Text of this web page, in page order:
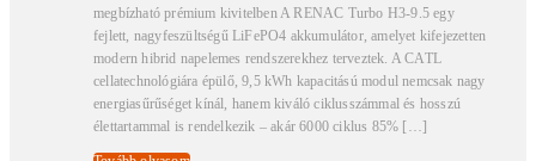
megbízható prémium kivitelben A RENAC Turbo H3-9.5 egy
fejlett, nagyfeszültségű LiFePO4 akkumulátor, amelyet kifejezetten
modern hibrid napelemes rendszerekhez terveztek. A CATL
cellatechnológiára épülő, 9,5 kWh kapacitású modul nemcsak nagy
energiasűrűséget kínál, hanem kiváló ciklusszámmal és hosszú
élettartammal is rendelkezik – akár 6000 ciklus 85% […]